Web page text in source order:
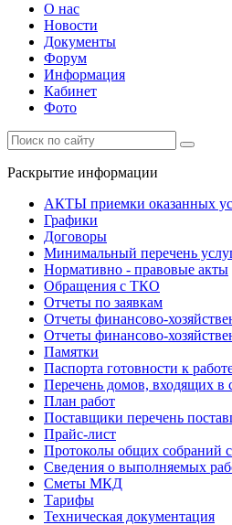
О нас
Новости
Документы
Форум
Информация
Кабинет
Фото
Раскрытие информации
АКТЫ приемки оказанных
Графики
Договоры
Минимальный перечень
Нормативно - правовые акты
Обращения с ТКО
Отчеты по заявкам
Отчеты финансово-
Отчеты финансово-
Памятки
Паспорта готовности к
Перечень домов, входящих в
План работ
Поставщики перечень
Прайс-лист
Протоколы общих собраний
Сведения о выполняемых
Сметы МКД
Тарифы
Техническая документация